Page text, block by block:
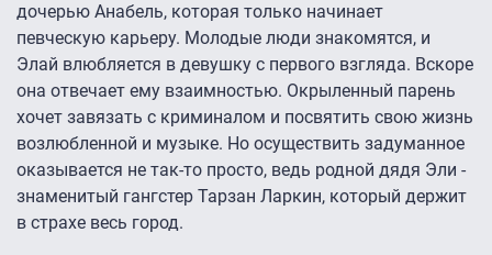
дочерью Анабель, которая только начинает
певческую карьеру. Молодые люди знакомятся, и
Элай влюбляется в девушку с первого взгляда. Вскоре
она отвечает ему взаимностью. Окрыленный парень
хочет завязать с криминалом и посвятить свою жизнь
возлюбленной и музыке. Но осуществить задуманное
оказывается не так-то просто, ведь родной дядя Эли -
знаменитый гангстер Тарзан Ларкин, который держит
в страхе весь город.